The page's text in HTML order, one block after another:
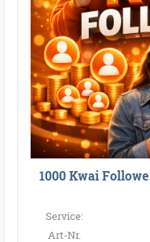
1000 Kwai
Service:
Art-Nr.